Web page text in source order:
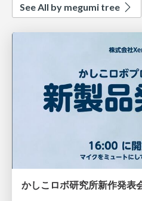
See All by megumi tree
かしこロボ研究所新作発